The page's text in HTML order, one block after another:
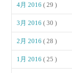
4月 2016( 29 )
3月 2016( 30 )
2月 2016( 28 )
1月 2016( 25 )